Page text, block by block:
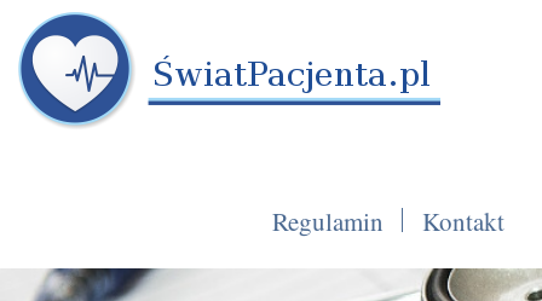
Regulamin Kontakt